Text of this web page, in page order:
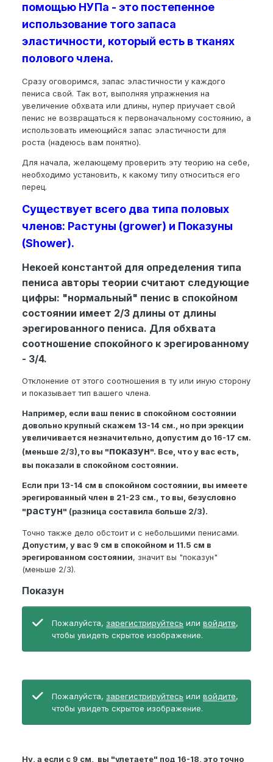
помощью НУПа - это постепенное
использование того запаса
эластичности, который есть в тканях
полового члена.
Сразу оговоримся, запас эластичности у каждого
пениса свой. Так вот, выполняя упражнения на
увеличение обхвата или длины, нупер приучает свой
пенис не возвращаться к первоначальному состоянию, а
использовать имеющийся запас эластичности для
роста (надеюсь вам понятно).
Для начала, желающему проверить эту теорию на себе,
необходимо установить, к какому типу относиться его
перец.
Существует всего два типа половых
членов: Растуны (grower) и Показуны
(Shower).
Некоей константой для определения типа
пениса авторы теории считают следующие
цифры: "нормальный" пенис в спокойном
состоянии имеет 2/3 длины от длины
эрегированного пениса. Для обхвата
соотношение спокойного к эрегированному
- 3/4.
Отклонение от этого соотношения в ту или иную сторону
и показывает тип вашего члена.
Например, если ваш пенис в спокойном состоянии
довольно крупный скажем 13-14 см., но при эрекции
увеличивается незначительно, допустим до 16-17 см.
(меньше 2/3),то вы "показун". Все, что у вас есть,
вы показали в спокойном состоянии.
Если при 13-14 см в спокойном состоянии, вы имеете
эрегированный член в 21-23 см., то вы, безусловно
"растун" (разница составила больше 2/3).
Точно также дело обстоит и с небольшими пенисами.
Допустим, у вас 9 см в спокойном и 11.5 см в
эрегированном состоянии, значит вы "показун"
(меньше 2/3).
Показун
Пожалуйста, зарегистрируйтесь или войдите,
чтобы увидеть скрытое изображение.
Пожалуйста, зарегистрируйтесь или войдите,
чтобы увидеть скрытое изображение.
Ну, а если с 9 см, вы "улетаете" под 16-18, это точно